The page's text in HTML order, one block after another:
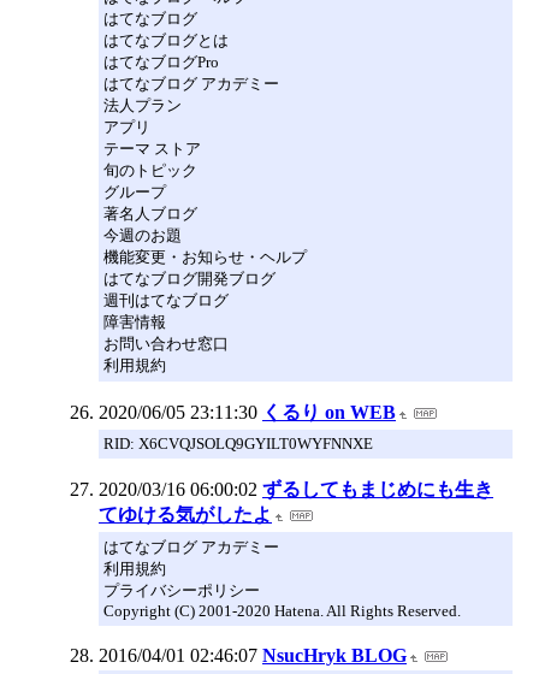
はてなブログ
はてなブログとは
はてなブログPro
はてなブログ アカデミー
法人プラン
アプリ
テーマ ストア
旬のトピック
グループ
著名人ブログ
今週のお題
機能変更・お知らせ・ヘルプ
はてなブログ開発ブログ
週刊はてなブログ
障害情報
お問い合わせ窓口
利用規約
2020/06/05 23:11:30 くるり on WEB
RID: X6CVQJSOLQ9GYILT0WYFNNXE
2020/03/16 06:00:02 ずるしてもまじめにも生き
てゆける気がしたよ
はてなブログ アカデミー
利用規約
プライバシーポリシー
Copyright (C) 2001-2020 Hatena. All Rights Reserved.
2016/04/01 02:46:07 NsucHryk BLOG